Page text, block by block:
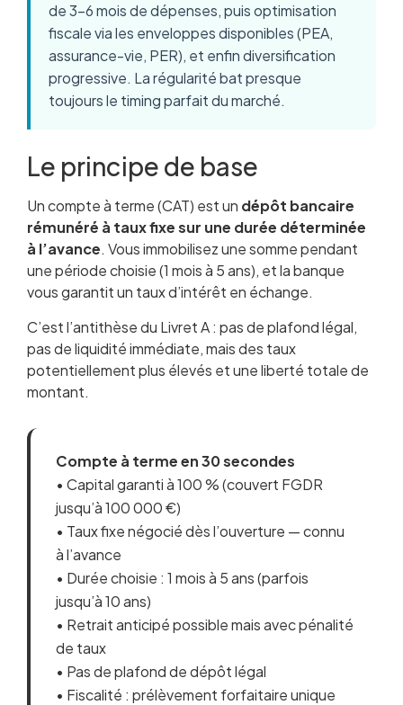
de 3-6 mois de dépenses, puis optimisation
fiscale via les enveloppes disponibles (PEA,
assurance-vie, PER), et enfin diversification
progressive. La régularité bat presque
toujours le timing parfait du marché.
Le principe de base
Un compte à terme (CAT) est un dépôt bancaire
rémunéré à taux fixe sur une durée déterminée
à l’avance. Vous immobilisez une somme pendant
une période choisie (1 mois à 5 ans), et la banque
vous garantit un taux d’intérêt en échange.
C’est l’antithèse du Livret A : pas de plafond légal,
pas de liquidité immédiate, mais des taux
potentiellement plus élevés et une liberté totale de
montant.
Compte à terme en 30 secondes
• Capital garanti à 100 % (couvert FGDR
jusqu’à 100 000 €)
• Taux fixe négocié dès l’ouverture — connu
à l’avance
• Durée choisie : 1 mois à 5 ans (parfois
jusqu’à 10 ans)
• Retrait anticipé possible mais avec pénalité
de taux
• Pas de plafond de dépôt légal
• Fiscalité : prélèvement forfaitaire unique